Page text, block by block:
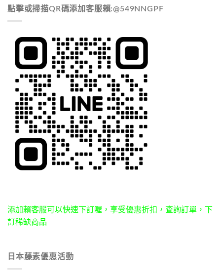
點擊或掃描QR碼添加客服賴:@549NNGPF
添加賴客服可以快速下訂喔，享受優惠折扣，查詢訂單，下
訂稀缺商品
日本藤素優惠活動